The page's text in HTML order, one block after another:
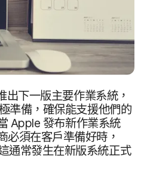
出​下​一版​主要​作業​系統，
準備，​確保​能​支援​他們​的​
Apple 發布​新​作業​系統​
必須​在​客戶​準備​好​時，​
常​發生​在​新版​系統​正式​